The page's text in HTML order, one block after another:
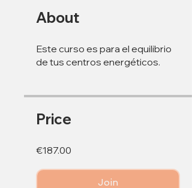
About
Este curso es para el equilibrio
de tus centros energéticos.
Price
€187.00
Join